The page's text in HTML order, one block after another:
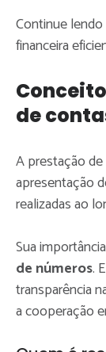
Continue
financeira
de
A prestação
apresentação
realizadas ao
Sua
de números.
transparência
a cooperação